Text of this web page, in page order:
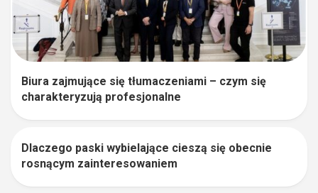
Biura zajmujące się tłumaczeniami – czym się
charakteryzują profesjonalne
Dlaczego paski wybielające cieszą się obecnie
rosnącym zainteresowaniem